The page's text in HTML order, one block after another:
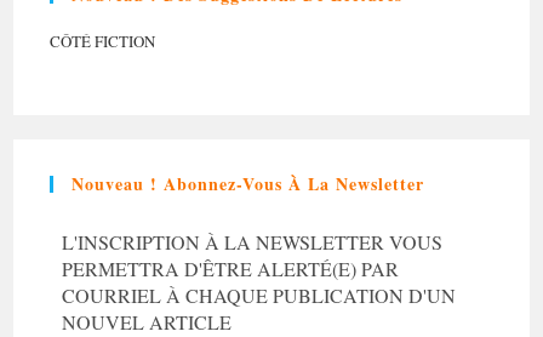
CÔTÉ FICTION
Nouveau ! Abonnez-Vous À La Newsletter
L'INSCRIPTION À LA NEWSLETTER VOUS
PERMETTRA D'ÊTRE ALERTÉ(E) PAR
COURRIEL À CHAQUE PUBLICATION D'UN
NOUVEL ARTICLE